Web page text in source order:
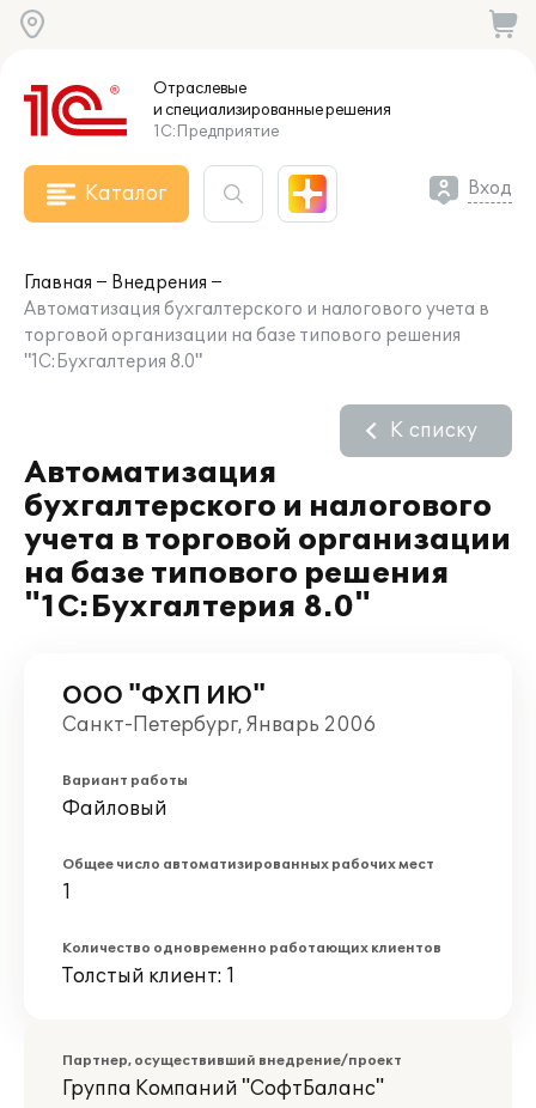
Отраслевые
и специализированныерешения
1С:Предприятие
Каталог Вход
Главная
Внедрения
Автоматизация бухгалтерского и налогового учета в
торговой организации на базе типового решения
"1С:Бухгалтерия 8.0"
Автоматизация
бухгалтерского и налогового
учета в торговой организации
на базе типового решения
"1С:Бухгалтерия 8.0"
К списку
ООО "ФХП ИЮ"
Санкт-Петербург, Январь 2006
Вариант работы
Файловый
Общее число автоматизированных рабочих мест
1
Количество одновременно работающих клиентов
Толстый клиент: 1
Партнер, осуществивший внедрение/проект
Группа Компаний "СофтБаланс"